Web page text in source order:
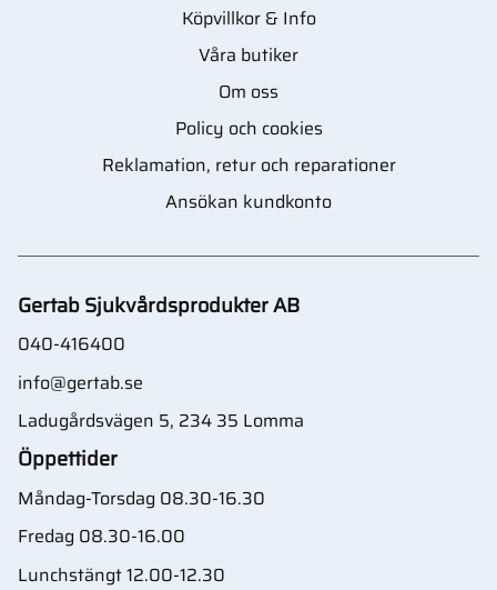
Köpvillkor & Info
Våra butiker
Om oss
Policy och cookies
Reklamation, retur och reparationer
Ansökan kundkonto
Gertab Sjukvårdsprodukter AB
040-416400
info@gertab.se
Ladugårdsvägen 5, 234 35 Lomma
Öppettider
Måndag-Torsdag 08.30-16.30
Fredag 08.30-16.00
Lunchstängt 12.00-12.30